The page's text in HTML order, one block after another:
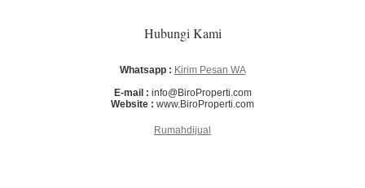
Hubungi Kami
Whatsapp : Kirim Pesan WA
E-mail : info@BiroProperti.com
Website : www.BiroProperti.com
Rumahdijual